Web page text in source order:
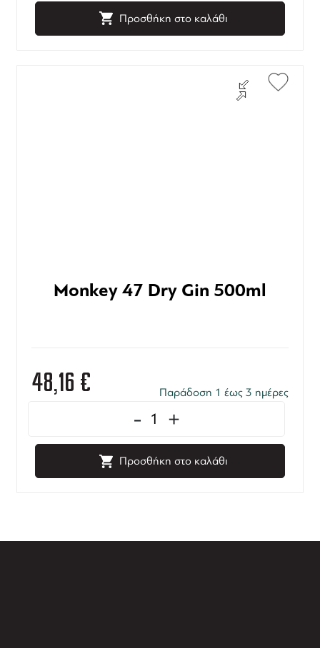
Προσθήκη στο καλάθι
Monkey 47 Dry Gin 500ml
48,16 € Παράδοση 1 έως 3 ημέρες
- +
Προσθήκη στο καλάθι